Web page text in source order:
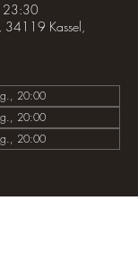
23:30
34119 Kassel,
20:00
20:00
20:00